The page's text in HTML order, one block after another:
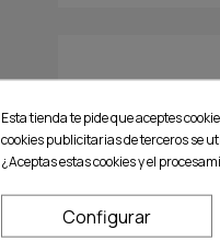
Esta tienda te pide que aceptes
cookies publicitarias de terceros se
¿Aceptas estas cookies y el
Configurar